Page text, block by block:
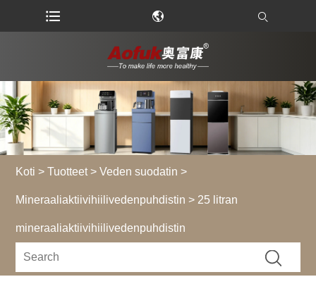
Koti > Tuotteet>Veden suodatin >
Mineraaliaktiivihiilivedenpuhdistin > 25 litran
mineraaliaktiivihiilivedenpuhdistin